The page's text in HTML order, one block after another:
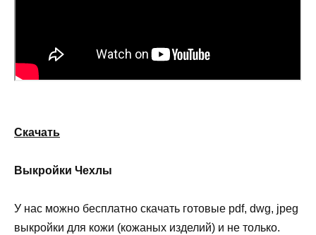
Скачать
Выкройки Чехлы
У нас можно бесплатно скачать готовые pdf, dwg, jpeg
выкройки для кожи (кожаных изделий) и не только.